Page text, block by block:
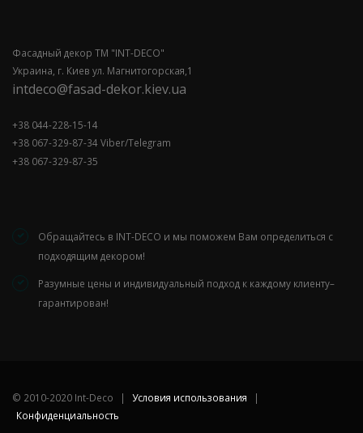
Фасадный декор ТМ "INT-DECO"
Украина, г. Киев ул. Магнитогорская,1
intdeco@fasad-dekor.kiev.ua
+38 044-228-15-14
+38 067-329-87-34 Viber/Telegram
+38 067-329-87-35
Обращайтесь в INT-DECO и мы поможем Вам определиться с
подходящим декором!
Разумные цены и индивидуальный подход к каждому клиенту–
гарантирован!
© 2010-2020 Int-Deco | Условия использования
|
Конфиденциальность